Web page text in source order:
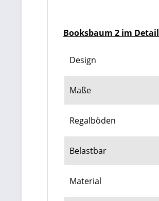
Booksbaum 2 im Detail
Design
Maße
Regalböden
Belastbar
Material